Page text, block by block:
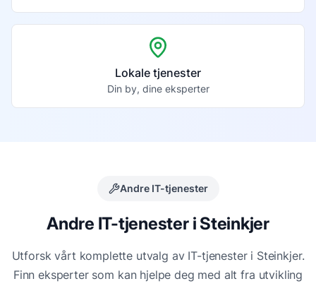
Lokale tjenester
Din by, dine eksperter
Andre IT-tjenester
Andre IT-tjenester i Steinkjer
Utforsk vårt komplette utvalg av IT-tjenester i Steinkjer.
Finn eksperter som kan hjelpe deg med alt fra utvikling